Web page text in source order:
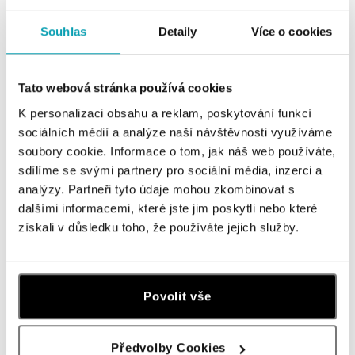
Souhlas Detaily Více o cookies
Tato webová stránka používá cookies
K personalizaci obsahu a reklam, poskytování funkcí
sociálních médií a analýze naší návštěvnosti využíváme
soubory cookie. Informace o tom, jak náš web používáte,
sdílíme se svými partnery pro sociální média, inzerci a
analýzy. Partneři tyto údaje mohou zkombinovat s
dalšími informacemi, které jste jim poskytli nebo které
získali v důsledku toho, že používáte jejich služby.
Povolit vše
Předvolby Cookies
Hlavná 123/1, 040 01 Košice
tel.: +421 911 854 322, +421 917 869 485
ALOve OC Aupark, Bratislava
Einsteinova 3541/18, 851 01 Bratislava
tel.: +421917090556
dnes otvorené od 10:00
ALOve OC Eurovea, Bratislava
Pribinova 8, 811 09 Bratislava
dnes otvorené od 10:00
Ivanská cesta 16, 821 04 Bratislava
tel.: +421 917 090 372